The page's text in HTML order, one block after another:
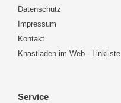
Datenschutz
Impressum
Kontakt
Knastladen im Web - Linkliste
Service